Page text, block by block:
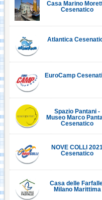
Casa Marino
Cesenatico
Atlantica
EuroCamp
Spazio Pantani -
Museo Marco
Cesenatico
NOVE COLLI 2021
Cesenatico
Casa delle
Milano Marittima